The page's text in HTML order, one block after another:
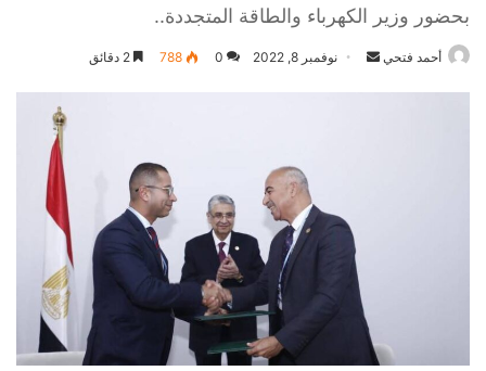
بحضور وزير الكهرباء والطاقة المتجددة..
أحمد فتحي
أرسل نوفمبر 8, 2022 0
788